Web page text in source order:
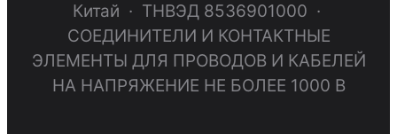
Китай · ТНВЭД 8536901000 ·
СОЕДИНИТЕЛИ И КОНТАКТНЫЕ
ЭЛЕМЕНТЫ ДЛЯ ПРОВОДОВ И КАБЕЛЕЙ
НА НАПРЯЖЕНИЕ НЕ БОЛЕЕ 1000 В